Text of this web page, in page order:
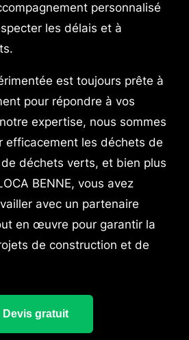
personnalisé
les délais et à
est toujours prête à
pour répondre à vos
expertise, nous sommes
efficacement les déchets de
déchets verts, et bien plus
BENNE, vous avez
avec un partenaire
en œuvre pour garantir la
de construction et de
Devis gratuit